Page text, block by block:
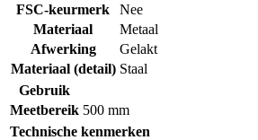
FSC-keurmerk
Nee
Materiaal
Metaal
Afwerking
Gelakt
Materiaal (detail) Staal
Gebruik
Meetbereik 500 mm
Technische kenmerken